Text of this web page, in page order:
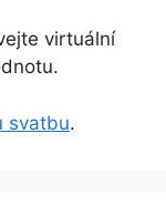
virtuální
svatbu.